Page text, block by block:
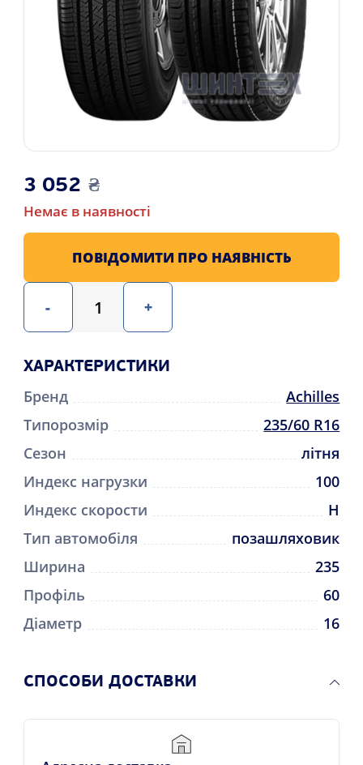
3 052 ₴
Немає в наявності
- +
ПОВІДОМИТИ ПРО НАЯВНІСТЬ
ХАРАКТЕРИСТИКИ
Бренд
Achilles
Типорозмір
235/60 R16
Сезон
літня
Индекс нагрузки
100
Индекс скорости
H
Тип автомобіля
позашляховик
Ширина
235
Профіль
60
Діаметр
16
СПОСОБИ ДОСТАВКИ